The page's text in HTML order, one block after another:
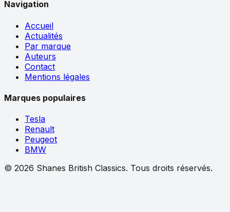
Navigation
Accueil
Actualités
Par marque
Auteurs
Contact
Mentions légales
Marques populaires
Tesla
Renault
Peugeot
BMW
© 2026 Shanes British Classics. Tous droits réservés.